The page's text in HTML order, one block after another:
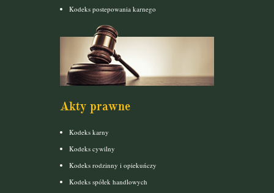
Kodeks postepowania karnego
Akty prawne
Kodeks karny
Kodeks cywilny
Kodeks rodzinny i opiekuńczy
Kodeks spółek handlowych